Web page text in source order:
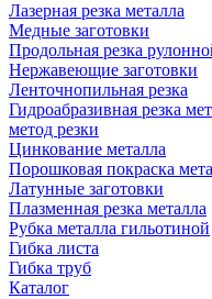
Лазерная резка металла
Медные заготовки
Продольная резка
Нержавеющие заготовки
Ленточнопильная резка
Гидроабразивная резка
метод резки
Цинкование металла
Порошковая покраска
Латунные заготовки
Плазменная резка металла
Рубка металла гильотиной
Гибка листа
Гибка труб
Каталог